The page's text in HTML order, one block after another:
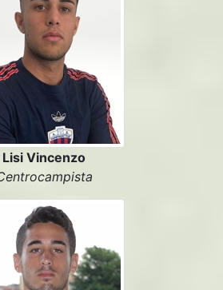
Lisi Vincenzo